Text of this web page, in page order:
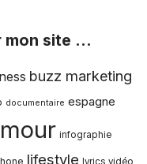
mon site …
buzz marketing
documentaire espagne
infographie
lifestyle lyrics vidéo